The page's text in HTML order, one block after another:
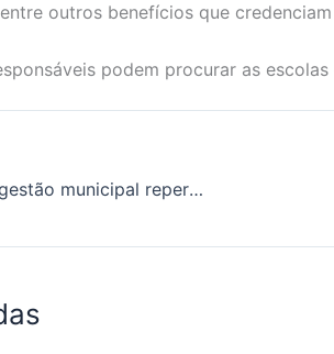
outros benefícios que
podem procurar as escolas
Primeiros atos de governo da nova gestão municipal repercutem na imprensa